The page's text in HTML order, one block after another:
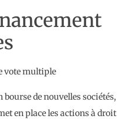
vote multiple
de nouvelles sociétés,
en place les actions à droit